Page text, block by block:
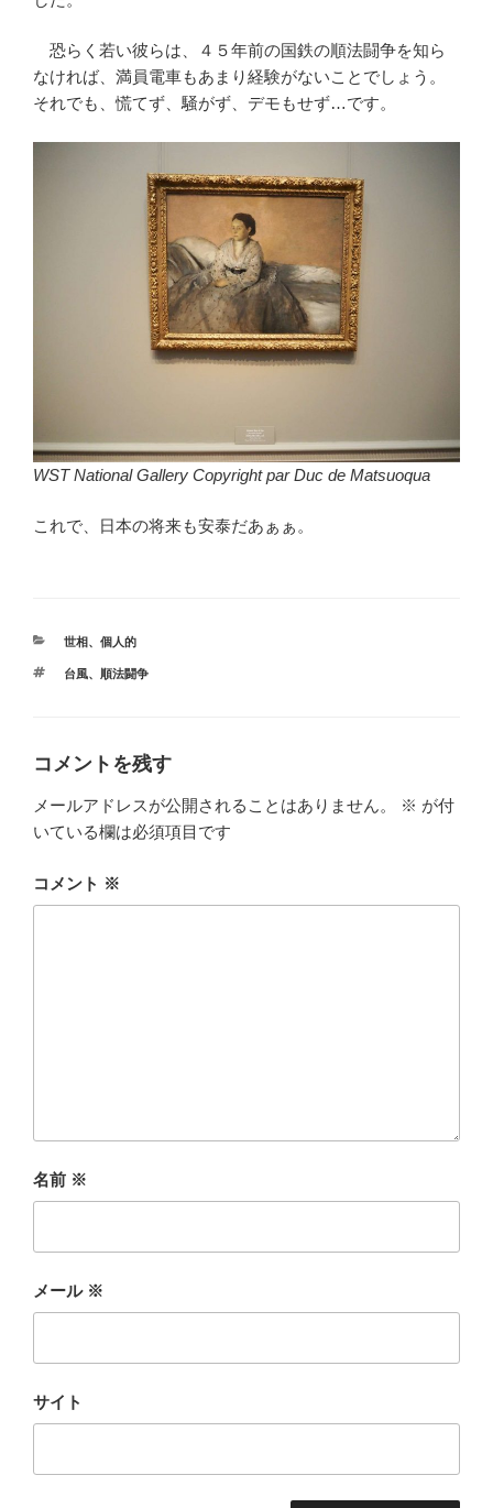
恐らく若い彼らは、４５年前の国鉄の順法闘争を知ら
なければ、満員電車もあまり経験がないことでしょう。
それでも、慌てず、騒がず、デモもせず…です。
WST National Gallery Copyright par Duc de Matsuoqua
これで、日本の将来も安泰だあぁぁ。
カ
ゴ
世相、 個人的
タ
台風、 順法闘争
コメントを残す
メールアドレスが公開されることはありません。 ※ が付
いている欄は必須項目です
コメント ※
名前 ※
メール ※
サイト